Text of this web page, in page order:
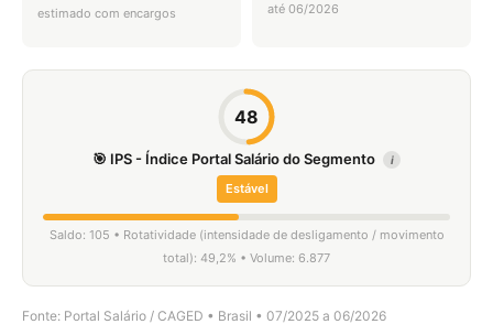
estimado com encargos até 06/2026
48
🎯 IPS - Índice Portal Salário do Segmento i
Estável
Saldo: 105 • Rotatividade (intensidade de desligamento / movimento
total): 49,2% • Volume: 6.877
Fonte: Portal Salário / CAGED • Brasil • 07/2025 a 06/2026